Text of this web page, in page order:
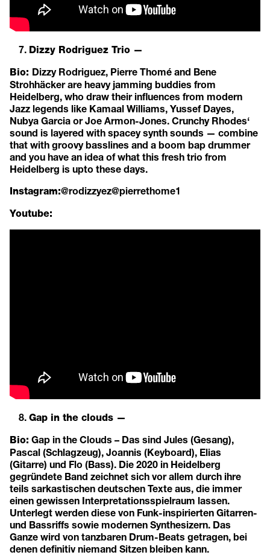
Dizzy Rodriguez Trio —
Bio: Dizzy Rodriguez, Pierre Thomé and Bene
Strohhäcker are heavy jamming buddies from
Heidelberg, who draw their influences from modern
Jazz legends like Kamaal Williams, Yussef Dayes,
Nubya Garcia or Joe Armon-Jones. Crunchy Rhodes‘
sound is layered with spacey synth sounds — combine
that with groovy basslines and a boom bap drummer
and you have an idea of what this fresh trio from
Heidelberg is upto these days.
Instagram:@rodizzyez@pierrethome1
Youtube:
Gap in the clouds —
Bio: Gap in the Clouds – Das sind Jules (Gesang),
Pascal (Schlagzeug), Joannis (Keyboard), Elias
(Gitarre) und Flo (Bass). Die 2020 in Heidelberg
gegründete Band zeichnet sich vor allem durch ihre
teils sarkastischen deutschen Texte aus, die immer
einen gewissen Interpretationsspielraum lassen.
Unterlegt werden diese von Funk-inspirierten Gitarren-
und Bassriffs sowie modernen Synthesizern. Das
Ganze wird von tanzbaren Drum-Beats getragen, bei
denen definitiv niemand Sitzen bleiben kann.